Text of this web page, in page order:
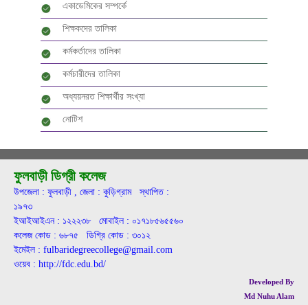
একাডেমিকের সম্পর্কে
শিক্ষকদের তালিকা
কর্মকর্তাদের তালিকা
কর্মচারীদের তালিকা
অধ্যয়নরত শিক্ষার্থীর সংখ্যা
নোটিশ
ফুলবাড়ী ডিগ্রী কলেজ
উপজেলা : ফুলবাড়ী , জেলা : কুড়িগ্রাম স্থাপিত :
১৯৭৩
ইআইআইএন : ১২২২৩৮ মোবাইল : ০১৭১৮৫৬৫৫৬০
কলেজ কোড : ৬৮৭৫ ডিগ্রি কোড : ৩০১২
ইমেইল : fulbaridegreecollege@gmail.com
ওয়েব : http://fdc.edu.bd/
Developed By
Md Nuhu Alam